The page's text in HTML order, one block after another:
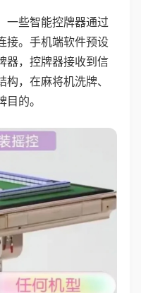
一些智能控牌器通过
接。手机端软件预设
器，控牌器接收到信
，在麻将机洗牌、
的。